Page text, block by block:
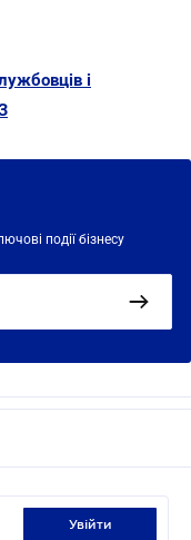
і
події бізнесу
увійти